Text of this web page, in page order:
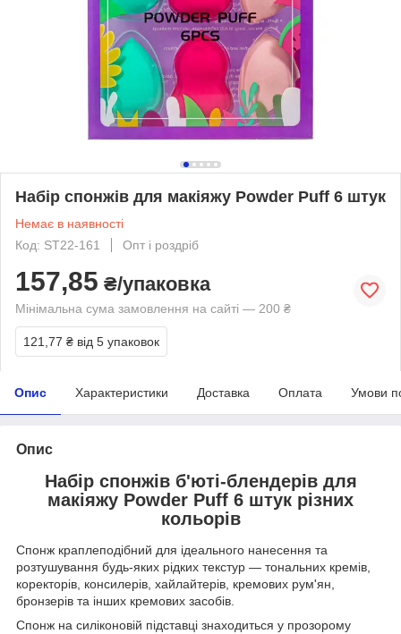
Набір спонжів для макіяжу Powder Puff 6 штук
Немає в наявності
Код: ST22-161
Опт і роздріб
157,85 ₴/упаковка
Мінімальна сума замовлення на сайті — 200 ₴
121,77 ₴ від 5 упаковок
Опис Характеристики Доставка Оплата Умови
Опис
Набір спонжів б'юті-блендерів для
макіяжу Powder Puff 6 штук різних
кольорів
Спонж краплеподібний для ідеального нанесення та
розтушування будь-яких рідких текстур — тональних кремів,
коректорів, консилерів, хайлайтерів, кремових рум'ян,
бронзерів та інших кремових засобів.
Спонж на силіконовій підставці знаходиться у прозорому